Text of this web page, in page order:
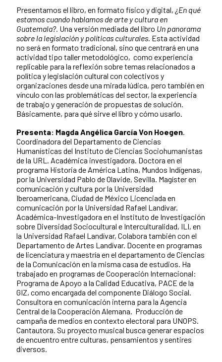
Presentamos el libro, en formato físico y digital, ¿En qué
estamos cuando hablamos de arte y cultura en
Guatemala?. Una versión mediada del libro Un panorama
sobre la legislación y políticas culturales. Esta actividad
no será en formato tradicional, sino que centrará en una
actividad tipo taller metodológico, como experiencia
replicable para la reflexión sobre temas relacionados a
política y legislación cultural con colectivos y
organizaciones desde una mirada lúdica, pero también en
vínculo con las problemáticas del sector, la experiencia
de trabajo y generación de propuestas de solución.
Básicamente, para qué sirve el libro y cómo usarlo.
Presenta: Magda Angélica García Von Hoegen.
Coordinadora del Departamento de Ciencias
Humanísticas del Instituto de Ciencias Sociohumanistas
de la URL. Académica investigadora. Doctora en el
programa Historia de América Latina, Mundos Indígenas,
por la Universidad Pablo de Olavide, Sevilla. Magíster en
comunicación y cultura por la Universidad
Iberoamericana, Ciudad de México Licenciada en
comunicación por la Universidad Rafael Landívar.
Académica-Investigadora en el Instituto de Investigación
sobre Diversidad Sociocultural e Interculturalidad, ILI, en
la Universidad Rafael Landívar, Colabora también con el
Departamento de Artes Landívar. Docente en programas
de licenciatura y maestría en el departamento de Ciencias
de la Comunicación en la misma casa de estudios. Ha
trabajado en programas de Cooperación Internacional:
Programa de Apoyo a la Calidad Educativa, PACE de la
GIZ, como encargada del componente Diálogo Social.
Consultora en comunicación interna para la Agencia
Central de la Cooperación Alemana. Producción de
campaña de medios en contexto electoral para UNOPS.
Cantautora. Su proyecto musical busca generar espacios
de encuentro entre culturas, pensamientos y sentires
diversos.